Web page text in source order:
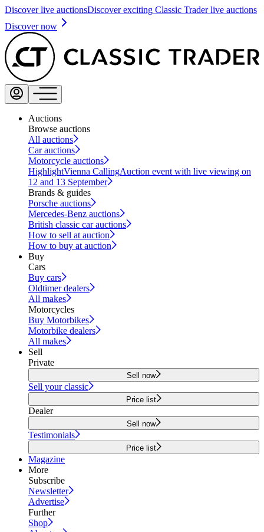
Discover live auctionsDiscover exciting Classic Trader live auctions
Discover now
Auctions
Browse auctions
All auctions
Car auctions
Motorcycle auctions
HighlightVienna CallingAuction event with live viewing on
12 and 13 September
Brands & guides
Porsche auctions
Mercedes-Benz auctions
British classic car auctions
How to sell at auction
How to buy at auction
Buy
Cars
Buy cars
Oldtimer dealers
All makes
Motorcycles
Buy Motorbikes
Motorbike dealers
All makes
Sell
Private
Sell now
Sell your classic
Price list
Dealer
Sell now
Testimonials
Price list
Magazine
More
Subscribe
Newsletter
Advertise
Further
Shop